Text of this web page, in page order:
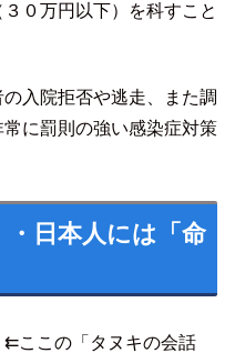
０万円以下）を科すこと
入院拒否や逃走、また調
に罰則の強い感染症対策
日本人には「命
⇇ここの「タヌキの会話